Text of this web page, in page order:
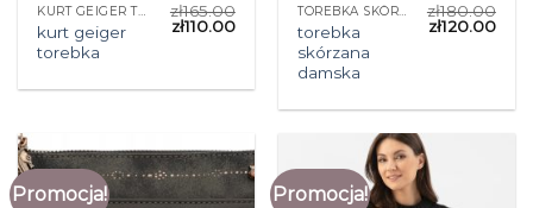
KURT GEIGER TOREBKA
kurt geiger
torebka
zł165.00
zł110.00
TOREBKA SKÓRZANA DAMSKA
torebka
skórzana
damska
zł180.00
zł120.00
Promocja! Promocja!